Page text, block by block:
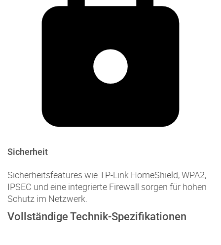
Sicherheit
Sicherheitsfeatures wie TP-Link HomeShield, WPA2,
IPSEC und eine integrierte Firewall sorgen für hohen
Schutz im Netzwerk.
Vollständige Technik-Spezifikationen